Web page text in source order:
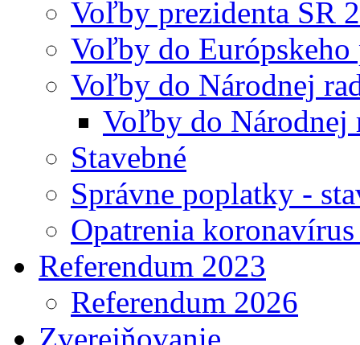
Voľby prezidenta SR
Voľby do Európskeho
Voľby do Národnej
Voľby do Národnej
Stavebné
Správne poplatky -
Opatrenia
Referendum 2023
Referendum 2026